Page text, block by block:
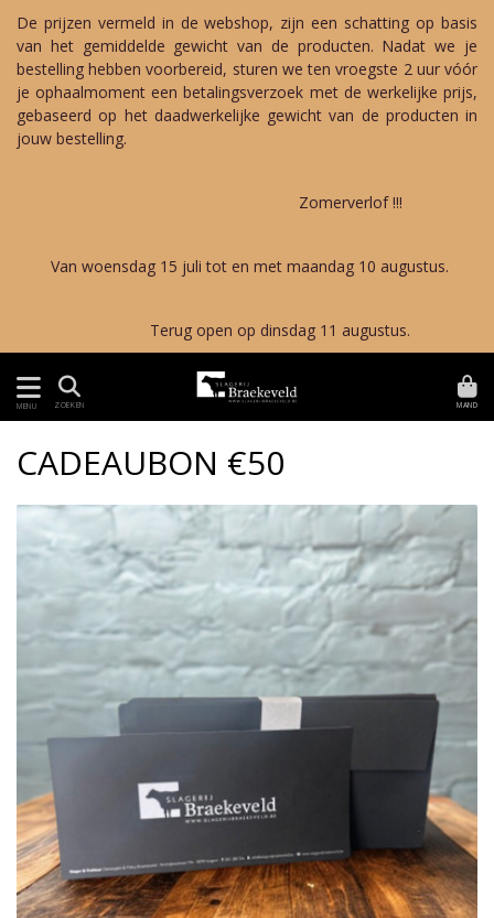
De prijzen vermeld in de webshop, zijn een schatting op basis
van het gemiddelde gewicht van de producten. Nadat we je
bestelling hebben voorbereid, sturen we ten vroegste 2 uur vóór
je ophaalmoment een betalingsverzoek met de werkelijke prijs,
gebaseerd op het daadwerkelijke gewicht van de producten in
jouw bestelling.
Zomerverlof !!!
Van woensdag 15 juli tot en met maandag 10 augustus.
Terug open op dinsdag 11 augustus.
MENU ZOEKEN MAND
CADEAUBON €50